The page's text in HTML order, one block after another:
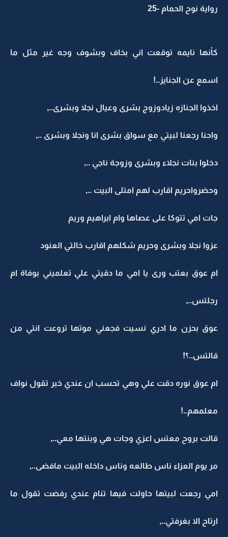
رواية نوح الحمام -25
كأنها نايمه توقعت اني بخاف وبشوف وجه غير مثل ما
اسمع عن الجنايز..!
اخذوا الجنازه زيادوزوج بشرى وعيال نجلا وبشرى..,
واحنا رجعنا لبيتي مع سواق بشرى انا ونجلا وبشرى ..,
دخلوا بنات نجلاء وبشرى وزوجة ناجي ..,
وحضرواحريم اقارب لهم امتلى البيت ..,
جات امي تتوكا على عصاها وام ابراهيم وريم
عزوا نجلا وبشرى وحريم شكلهم اقارب خالتي العنود
ام عوق بعتب ورى يا امي ما دقيتي علي تعلميني بوفاة ام
رجلتس..,
عوق بحزن ما ادري نسيت فجعني موتها تروعت انتي من
قالتس..؟!
ام عوق نوره دقت علي وهي تحسب ان عندي خبر تقول نواف
معلمهم..!
قالت بروح معتس اعزي وجات هي وبنتها معي..,
مر يوم العزاء ناس طالعه وناس داخله البيت مافضى..,
امي رجعت لبيتها حاولت فيها تنام عندي رفضت تقول ما
ارتاح الا بغرفتي..,